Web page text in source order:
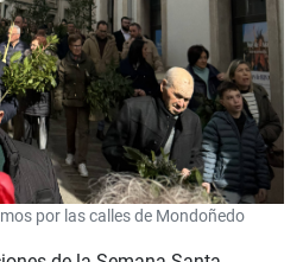
por las calles de Mondoñedo